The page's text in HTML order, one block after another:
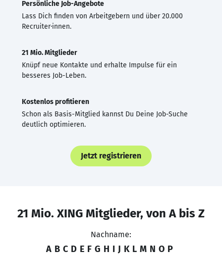
Persönliche Job-Angebote
Lass Dich finden von Arbeitgebern und über 20.000
Recruiter·innen.
21 Mio. Mitglieder
Knüpf neue Kontakte und erhalte Impulse für ein
besseres Job-Leben.
Kostenlos profitieren
Schon als Basis-Mitglied kannst Du Deine Job-Suche
deutlich optimieren.
Jetzt registrieren
21 Mio. XING Mitglieder, von A bis Z
Nachname:
A B C D E F G H I J K L M N O P